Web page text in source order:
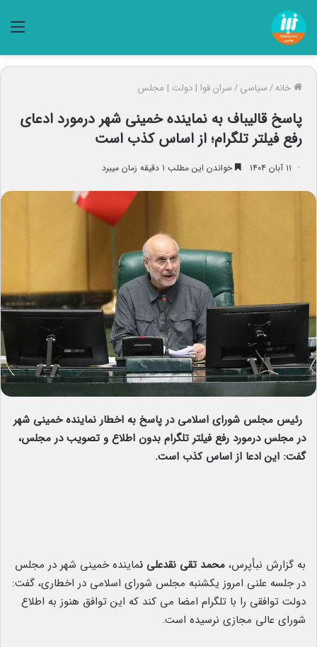
خانه/سیاسی/سران قوا | دولت | مجلس
پاسخ قالیباف به نماینده خمینی شهر درمورد ادعای
رفع فیلتر تلگرام؛ از اساس کذب است
۱۱ آبان ۱۴۰۴ خواندن این مطلب ۱ دقیقه زمان میبرد
رئیس مجلس شورای اسلامی در پاسخ به اخطار نماینده خمینی شهر
در مجلس درمورد رفع فیلتر تلگرام بدون اطلاع و تصویب در مجلس،
گفت: این ادعا از اساس کذب است.
به گزارش نبأپرس، محمد تقی نقدعلی نماینده خمینی شهر در مجلس
در جلسه علنی امروز یکشنبه مجلس شورای اسلامی در اخطاری، گفت:
دولت توافقی را با تلگرام امضا می کند که این توافق هنوز به اطلاع
شورای عالی مجازی نرسیده است.